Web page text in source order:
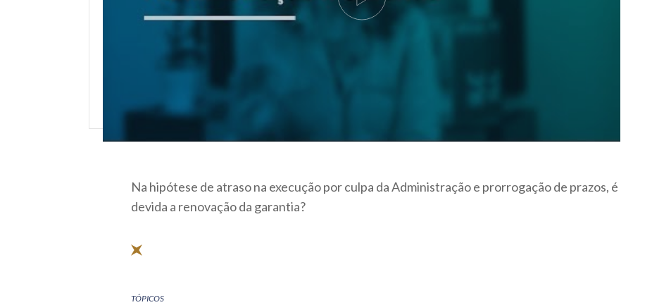
Na hipótese de atraso na execução por culpa da Administração e prorrogação de prazos, é
devida a renovação da garantia?
TÓPICOS